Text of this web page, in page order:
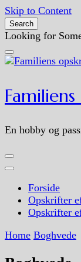
Skip to Content
Search
Search
for:
Looking for
En hobby og
Forside
Opskrifter
Opskrifter
Home Boghvede